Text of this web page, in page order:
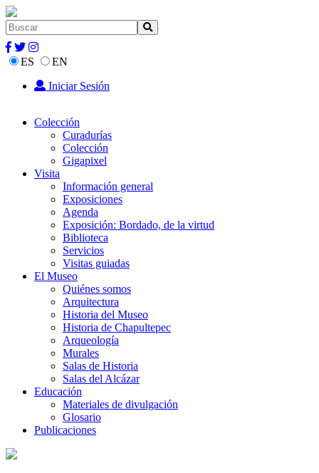
ES
EN
Iniciar Sesión
Colección
Curadurías
Colección
Gigapixel
Visita
Información general
Exposiciones
Agenda
Exposición: Bordado, de la virtud
Biblioteca
Servicios
Visitas guiadas
El Museo
Quiénes somos
Arquitectura
Historia del Museo
Historia de Chapultepec
Arqueología
Murales
Salas de Historia
Salas del Alcázar
Educación
Materiales de divulgación
Glosario
Publicaciones